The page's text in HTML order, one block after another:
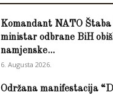
Komandant NATO Štaba
ministar odbrane BiH
namjenske...
6. Augusta 2026.
Održana manifestacija